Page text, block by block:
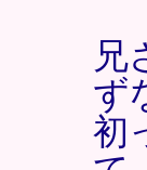
兄
ず
初